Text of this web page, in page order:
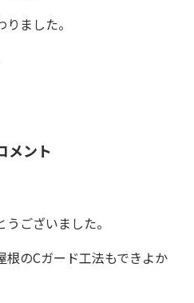
ました。
メント
ございました。
のCガード工法もできよか